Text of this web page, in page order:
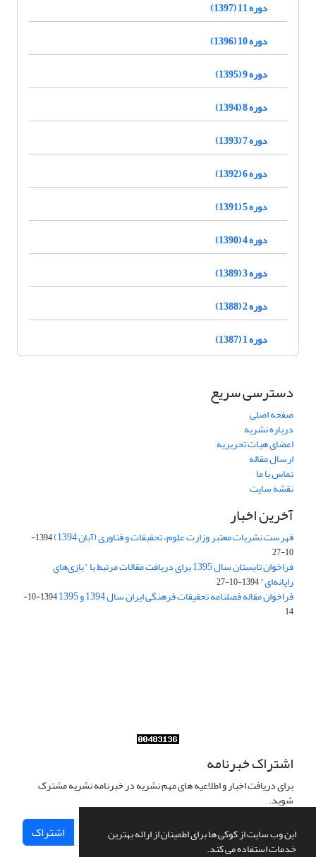
این وب سایت از کوکی ها برای اطمینان از ارائه بهترین
خدمات استفاده می کند.
دوره 11 (1397)
دوره 10 (1396)
دوره 9 (1395)
دوره 8 (1394)
دوره 7 (1393)
دوره 6 (1392)
دوره 5 (1391)
دوره 4 (1390)
دوره 3 (1389)
دوره 2 (1388)
دوره 1 (1387)
دسترسی سریع
صفحه اصلی
درباره نشریه
اعضای هیات تحریریه
ارسال مقاله
تماس با ما
نقشه سایت
آخرین اخبار
فهرست نشریات معتبر وزارت علوم، تحقیقات و فناوری (آبان 1394)
1394-
10-27
فراخوان تابستان سال 1395 برای دریافت مقالات مرتبط با "بازی‌های
رایانه‌ای"1394-10-27
فراخوان مقاله فصلنامه تحقیقات فرهنگی ایران سال 1394 و 1395
1394-10-
14
اشتراک خبرنامه
برای دریافت اخبار و اطلاعیه های مهم نشریه در خبرنامه نشریه مشترک
شوید.
اشتراک